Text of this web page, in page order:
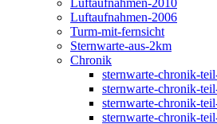
Luftaufnahmen-2010
Luftaufnahmen-2006
Turm-mit-fernsicht
Sternwarte-aus-2km
Chronik
sternwarte-chronik-
sternwarte-chronik-
sternwarte-chronik-
sternwarte-chronik-